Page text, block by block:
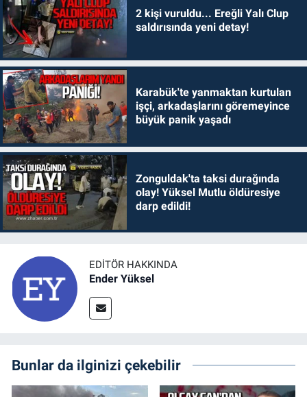
2 kişi vuruldu... Ereğli Yalı Clup
saldırısında yeni detay!
Karabük'te yanmaktan kurtulan
işçi, arkadaşlarını göremeyince
büyük panik yaşadı
Zonguldak'ta taksi durağında
olay! Yüksel Mutlu öldüresiye
darp edildi!
EDITÖR HAKKINDA
Ender Yüksel
Bunlar da ilginizi çekebilir